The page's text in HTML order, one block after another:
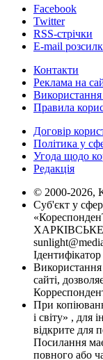
Facebook
Twitter
RSS-стрічки
E-mail
Контакти
Реклама на
Використання
Правила
Договір
Політика у
Угода щодо
Редакція
© 2000-2026,
Суб'єкт у
ХАРКІВСЬКЕ
Використання
сайті,
При
і світу» , для
відкрите для
Посилання
повного або